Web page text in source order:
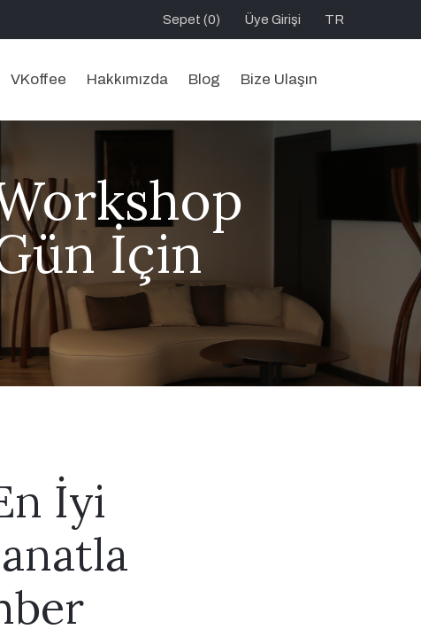
Sepet (0) Üye Girişi TR
VKoffee Hakkımızda Blog Bize Ulaşın
İçin
İyi